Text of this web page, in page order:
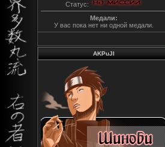
Статус:
Медали:
У вас пока нет ни одной медали.
AKPuJI